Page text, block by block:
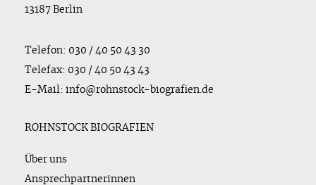
13187 Berlin
Telefon: 030 / 40 50 43 30
Telefax: 030 / 40 50 43 43
E-Mail: info@rohnstock-biografien.de
ROHNSTOCK BIOGRAFIEN
Über uns
Ansprechpartnerinnen